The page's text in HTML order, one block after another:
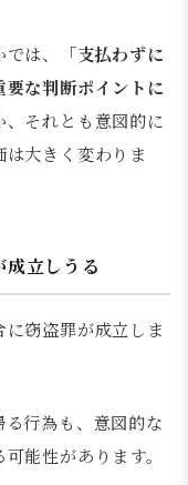
は、
「支払わずに
な判断ポイントに
それとも意図的に
大きく変わりま
立しうる
窃盗罪が成立しま
行為も、意図的な
能性があります。